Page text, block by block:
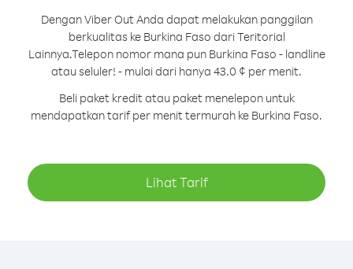
Dengan Viber Out Anda dapat melakukan panggilan
berkualitas ke Burkina Faso dari Teritorial
Lainnya.Telepon nomor mana pun Burkina Faso - landline
atau seluler! - mulai dari hanya 43.0 ¢ per menit.
Beli paket kredit atau paket menelepon untuk
mendapatkan tarif per menit termurah ke Burkina Faso.
Lihat Tarif